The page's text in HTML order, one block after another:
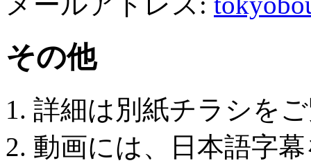
その他
詳細は別紙チラシを
動画には、日本語字